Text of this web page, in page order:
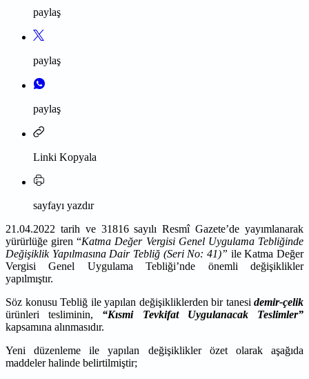
paylaş
paylaş
paylaş
Linki Kopyala
sayfayı yazdır
21.04.2022 tarih ve 31816 sayılı Resmî Gazete’de yayımlanarak
yürürlüğe giren “Katma Değer Vergisi Genel Uygulama Tebliğinde
Değişiklik Yapılmasına Dair Tebliğ (Seri No: 41)” ile Katma Değer
Vergisi Genel Uygulama Tebliği’nde önemli değişiklikler
yapılmıştır.
Söz konusu Tebliğ ile yapılan değişikliklerden bir tanesi demir-çelik
ürünleri tesliminin, “Kısmi Tevkifat Uygulanacak Teslimler”
kapsamına alınmasıdır.
Yeni düzenleme ile
yapılan değişiklikler özet olarak aşağıda
maddeler halinde belirtilmiştir;